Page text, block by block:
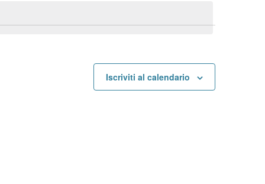
Iscriviti al calendario